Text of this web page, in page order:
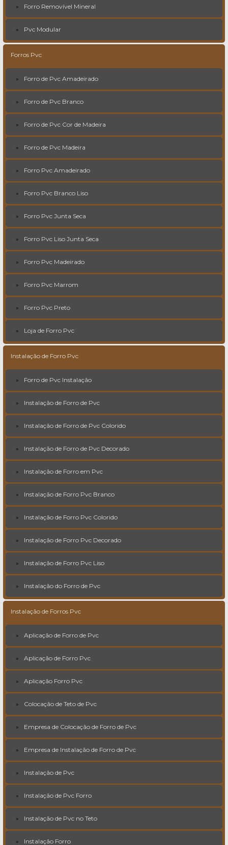
Forro Removível Mineral
Pvc Modular
Forros Pvc
Forro de Pvc Amadeirado
Forro de Pvc Branco
Forro de Pvc Cor de Madeira
Forro de Pvc Madeira
Forro Pvc Amadeirado
Forro Pvc Branco Liso
Forro Pvc Junta Seca
Forro Pvc Liso Junta Seca
Forro Pvc Madeirado
Forro Pvc Marrom
Forro Pvc Preto
Loja de Forro Pvc
Instalação de Forro Pvc
Forro de Pvc Instalação
Instalação de Forro de Pvc
Instalação de Forro de Pvc Colorido
Instalação de Forro de Pvc Decorado
Instalação de Forro em Pvc
Instalação de Forro Pvc Branco
Instalação de Forro Pvc Colorido
Instalação de Forro Pvc Decorado
Instalação de Forro Pvc Liso
Instalação do Forro de Pvc
Instalação de Forros Pvc
Aplicação de Forro de Pvc
Aplicação de Forro Pvc
Aplicação Forro Pvc
Colocação de Teto de Pvc
Empresa de Colocação de Forro de Pvc
Empresa de Instalação de Forro de Pvc
Instalação de Pvc
Instalação de Pvc Forro
Instalação de Pvc no Teto
Instalação Forro